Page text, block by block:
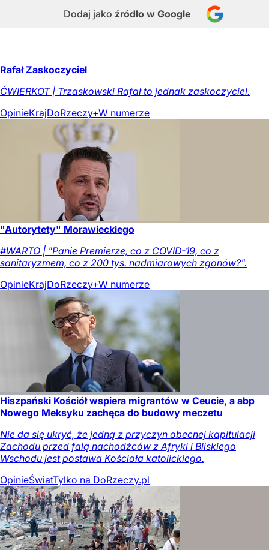
Dodaj jako źródło w Google
Rafał Zaskoczyciel
ĆWIERKOT | Trzaskowski Rafał to jednak zaskoczyciel.
OpinieKrajDoRzeczy+W numerze
"Autorytety" Morawieckiego
#WARTO | "Panie Premierze, co z COVID-19, co z
sanitaryzmem, co z 200 tys. nadmiarowych zgonów?".
OpinieKrajDoRzeczy+W numerze
Hiszpański Kościół wspiera migrantów w Ceucie, a abp
Nowego Meksyku zachęca do budowy meczetu
Nie da się ukryć, że jedną z przyczyn obecnej kapitulacji
Zachodu przed falą nachodźców z Afryki i Bliskiego
Wschodu jest postawa Kościoła katolickiego.
OpinieŚwiatTylko na DoRzeczy.pl